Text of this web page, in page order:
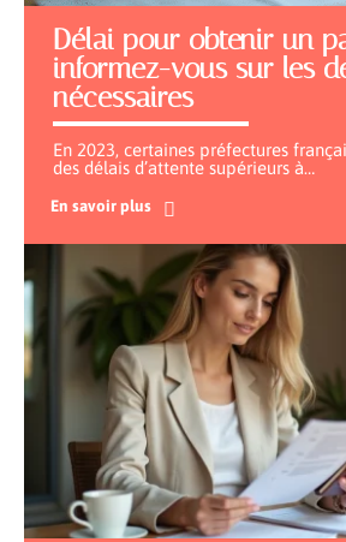
Délai pour obtenir un
informez-vous sur les
nécessaires
En 2023, certaines préfectures
des délais d’attente supérieurs à…
En savoir plus